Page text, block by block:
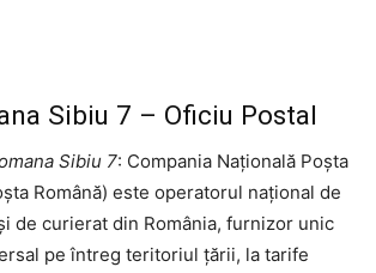
Sibiu 7 – Oficiu Postal
Sibiu 7: Compania Națională Poșta
Română) este operatorul național de
de curierat din România, furnizor unic
pe întreg teritoriul țării, la tarife